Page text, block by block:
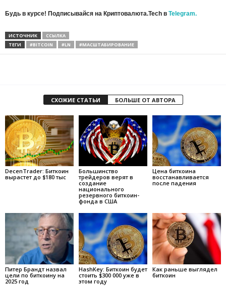
Будь в курсе! Подписывайся на Криптовалюта.Tech в Telegram.
ИСТОЧНИК
ССЫЛКА
ТЕГИ
#BITCOIN #LN #МАСШТАБИРОВАНИЕ
СХОЖИЕ СТАТЬИ БОЛЬШЕ ОТ АВТОРА
DecenTrader: Биткоин
вырастет до $180 тыс
Большинство
трейдеров верят в
создание
национального
резервного биткоин-
фонда в США
Цена биткоина
восстанавливается
после падения
Питер Брандт назвал
цели по биткоину на
2025 год
HashKey: Биткоин будет
стоить $300 000 уже в
этом году
Как раньше выглядел
биткоин